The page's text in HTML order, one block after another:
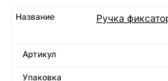
Ручка